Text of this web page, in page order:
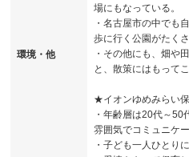
環境・他
場にもなっている。
・名古屋市の中でも
歩に行く公園がたく
・その他にも、畑や
と、散策にはもって
★イオンゆめみらい
・年齢層は20代～50
雰囲気でコミュニケ
・子ども一人ひとり